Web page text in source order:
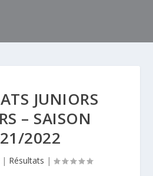
JUNIORS
– SAISON
2022
Résultats |